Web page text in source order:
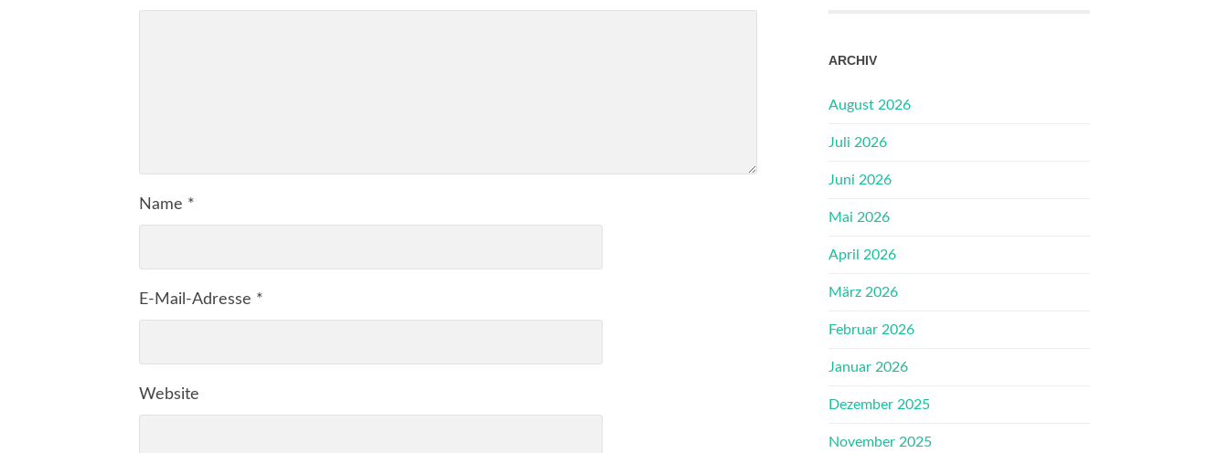
Name *
E-Mail-Adresse *
Website
ARCHIV
August 2026
Juli 2026
Juni 2026
Mai 2026
April 2026
März 2026
Februar 2026
Januar 2026
Dezember 2025
November 2025